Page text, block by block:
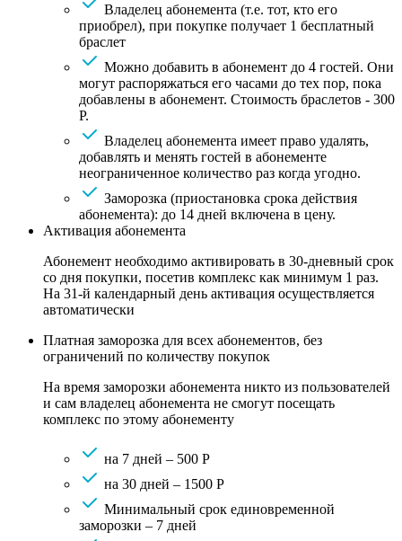
Владелец абонемента (т.е. тот, кто его
приобрел), при покупке получает 1 бесплатный
браслет
Можно добавить в абонемент до 4 гостей. Они
могут распоряжаться его часами до тех пор, пока
добавлены в абонемент. Стоимость браслетов - 300
Р.
Владелец абонемента имеет право удалять,
добавлять и менять гостей в абонементе
неограниченное количество раз когда угодно.
Заморозка (приостановка срока действия
абонемента): до 14 дней включена в цену.
Активация абонемента
Абонемент необходимо активировать в 30-дневный срок
со дня покупки, посетив комплекс как минимум 1 раз.
На 31-й календарный день активация осуществляется
автоматически
Платная заморозка для всех абонементов, без
ограничений по количеству покупок
На время заморозки абонемента никто из пользователей
и сам владелец абонемента не смогут посещать
комплекс по этому абонементу
на 7 дней – 500 Р
на 30 дней – 1500 Р
Минимальный срок единовременной
заморозки – 7 дней